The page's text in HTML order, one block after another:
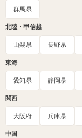
群馬県
北陸・甲信越
山梨県 長野県
東海
愛知県 静岡県
関西
大阪府 兵庫県
中国